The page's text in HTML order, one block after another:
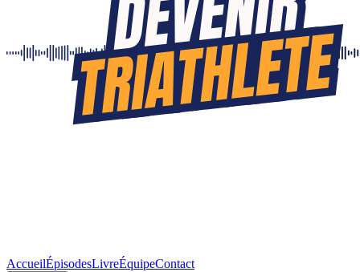
AccueilÉpisodesLivreÉquipeContact